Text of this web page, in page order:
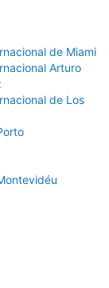
de Miami
Arturo
de Los